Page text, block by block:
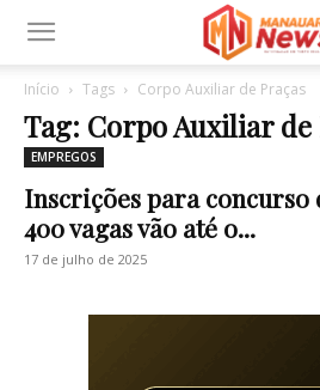
Início Tags Corpo Auxiliar de Praças
Tag: Corpo Auxiliar de
EMPREGOS
Inscrições para
400 vagas vão até o...
17 de julho de 2025